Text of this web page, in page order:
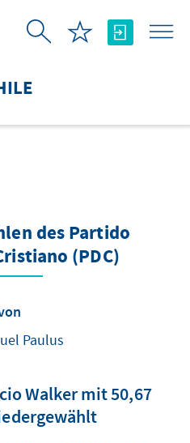
des Partido
(PDC)
Paulus
Walker mit 50,67